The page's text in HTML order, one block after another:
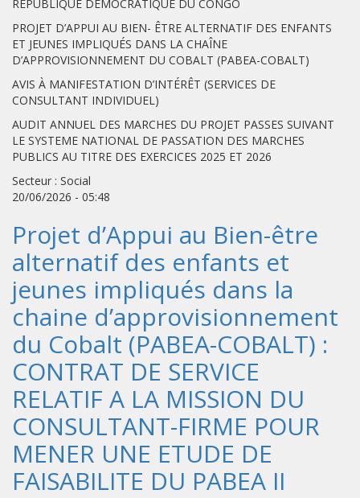
RÉPUBLIQUE DÉMOCRATIQUE DU CONGO
PROJET D’APPUI AU BIEN- ÊTRE ALTERNATIF DES ENFANTS
ET JEUNES IMPLIQUÉS DANS LA CHAÎNE
D’APPROVISIONNEMENT DU COBALT (PABEA-COBALT)
AVIS À MANIFESTATION D’INTÉRÊT (SERVICES DE
CONSULTANT INDIVIDUEL)
AUDIT ANNUEL DES MARCHES DU PROJET PASSES SUIVANT
LE SYSTEME NATIONAL DE PASSATION DES MARCHES
PUBLICS AU TITRE DES EXERCICES 2025 ET 2026
Secteur : Social
20/06/2026 - 05:48
Projet d’Appui au Bien-être
alternatif des enfants et
jeunes impliqués dans la
chaine d’approvisionnement
du Cobalt (PABEA-COBALT) :
CONTRAT DE SERVICE
RELATIF A LA MISSION DU
CONSULTANT-FIRME POUR
MENER UNE ETUDE DE
FAISABILITE DU PABEA II